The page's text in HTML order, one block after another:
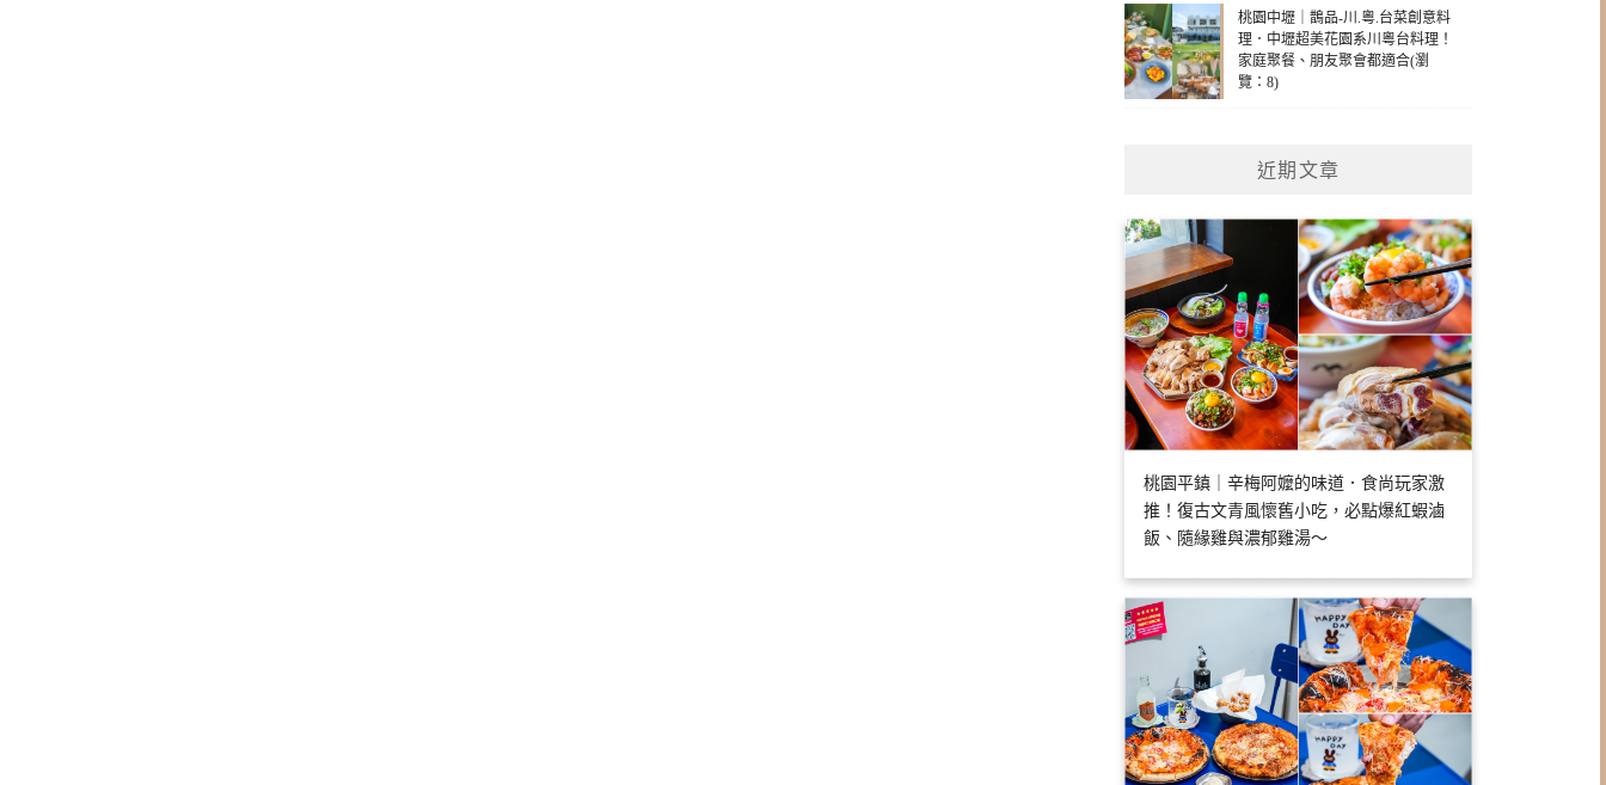
桃園中壢｜鵲品-川.粵.台菜創意料
理．中壢超美花園系川粵台料理！
家庭聚餐、朋友聚會都適合(瀏
覽：8)
近期文章
桃園平鎮｜辛梅阿嬤的味道．食尚玩家激
推！復古文青風懷舊小吃，必點爆紅蝦滷
飯、隨緣雞與濃郁雞湯～